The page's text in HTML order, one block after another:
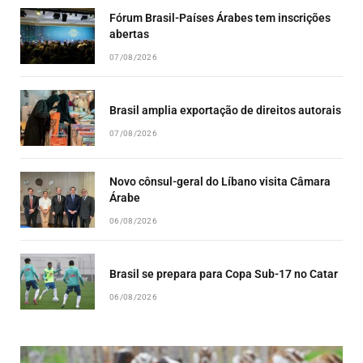
Fórum Brasil-Países Árabes tem inscrições
abertas
07/08/2026
Brasil amplia exportação de direitos autorais
07/08/2026
Novo cônsul-geral do Líbano visita Câmara
Árabe
06/08/2026
Brasil se prepara para Copa Sub-17 no Catar
06/08/2026